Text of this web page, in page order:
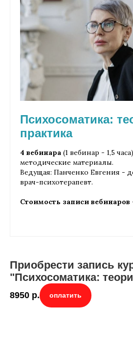
Психосоматика:
практика
4 вебинара (1 вебинар - 1,5
методические материалы.
Ведущая: Панченко Евгения -
врач-психотерапевт.
Стоимость записи вебинаров
Приобрести запись
"Психосоматика:
8950 р. оплатить